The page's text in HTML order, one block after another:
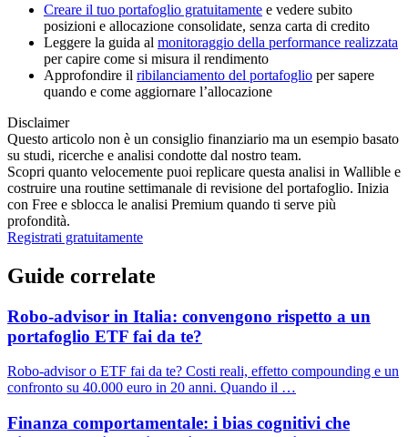
Creare il tuo portafoglio gratuitamente e vedere subito
posizioni e allocazione consolidate, senza carta di credito
Leggere la guida al monitoraggio della performance realizzata
per capire come si misura il rendimento
Approfondire il ribilanciamento del portafoglio per sapere
quando e come aggiornare l’allocazione
Disclaimer
Questo articolo non è un consiglio finanziario ma un esempio basato
su studi, ricerche e analisi condotte dal nostro team.
Scopri quanto velocemente puoi replicare questa analisi in Wallible e
costruire una routine settimanale di revisione del portafoglio. Inizia
con Free e sblocca le analisi Premium quando ti serve più
profondità.
Registrati gratuitamente
Guide correlate
Robo-advisor in Italia: convengono rispetto a un
portafoglio ETF fai da te?
Robo-advisor o ETF fai da te? Costi reali, effetto compounding e un
confronto su 40.000 euro in 20 anni. Quando il …
Finanza comportamentale: i bias cognitivi che